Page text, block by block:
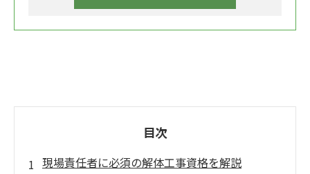
目次
現場責任者に必須の解体工事資格を解説